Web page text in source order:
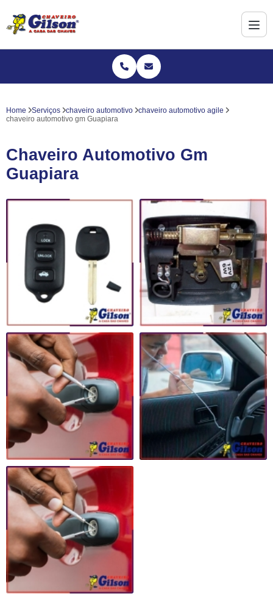
Home Serviços chaveiro automotivo
chaveiro automotivo agile
chaveiro automotivo gm Guapiara
Chaveiro Automotivo Gm
Guapiara